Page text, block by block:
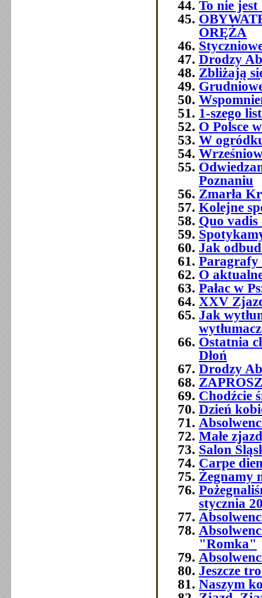
To nie
ORĘŻA
Drodzy
Zbliżają
1-szego
O Polsce
W
Poznaniu
Zmarła
Kolejne
Quo vadis
Jak
Paragrafy
O
Pałac w
XXV
Jak
Ostatnia
Dłoń
Drodzy
Chodźcie
Dzień
Małe
Salon
Carpe
Żegnamy
stycznia
"Romka"
Jeszcze
Naszym